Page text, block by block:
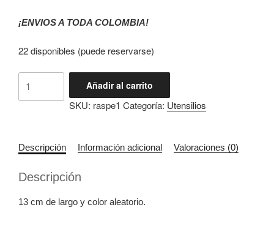
¡ENVIOS A TODA COLOMBIA!
22 disponibles (puede reservarse)
Añadir al carrito
SKU: raspe1 Categoría: Utensilios
Descripción Información adicional Valoraciones (0)
Descripción
13 cm de largo y color aleatorio.